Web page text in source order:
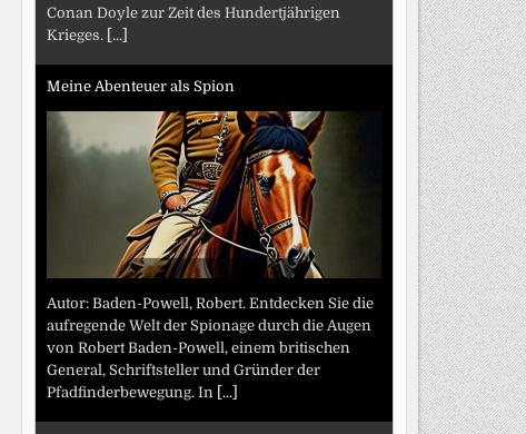
Conan Doyle zur Zeit des Hundertjährigen
Krieges. [...]
Meine Abenteuer als Spion
Autor: Baden-Powell, Robert. Entdecken Sie die
aufregende Welt der Spionage durch die Augen
von Robert Baden-Powell, einem britischen
General, Schriftsteller und Gründer der
Pfadfinderbewegung. In [...]